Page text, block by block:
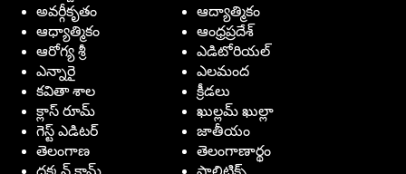
అవర్గీకృతం
ఆద్యాత్మికం
ఆధ్యాత్మికం
ఆంధ్రప్రదేశ్
ఆరోగ్య శ్రీ
ఎడిటోరియల్
ఎన్నారై
ఎలమంద
కవితా శాల
క్రీడలు
క్లాస్ రూమ్
ఖుల్లమ్ ఖుల్లా
గెస్ట్ ఎడిటర్
జాతీయం
తెలంగాణ
తెలంగాణార్థం
దక్కన్.కామ్
పాలిటిక్స్